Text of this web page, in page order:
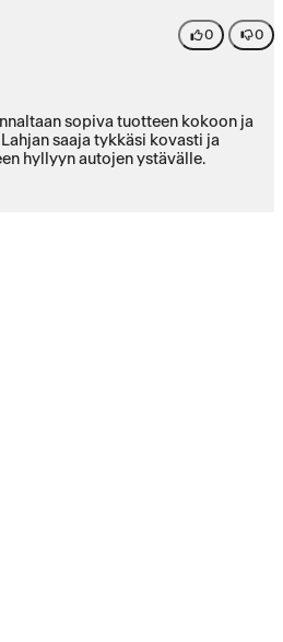
0 0
sopiva tuotteen kokoon ja
saaja tykkäsi kovasti ja
hyllyyn autojen ystävälle.